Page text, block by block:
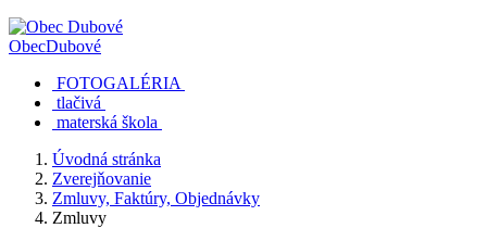
ObecDubové
FOTOGALÉRIA
tlačivá
materská škola
Úvodná stránka
Zverejňovanie
Zmluvy, Faktúry, Objednávky
Zmluvy